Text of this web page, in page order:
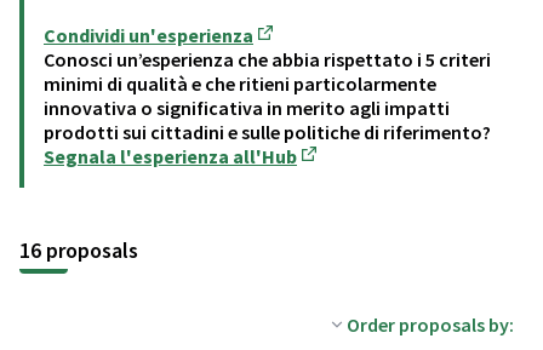
Condividi un'esperienza
(Opens in new tab)
Conosci un’esperienza che abbia rispettato i 5 criteri
minimi di qualità e che ritieni particolarmente
innovativa o significativa in merito agli impatti
prodotti sui cittadini e sulle politiche di riferimento?
Segnala l'esperienza all'Hub
16 proposals
Order proposals by: